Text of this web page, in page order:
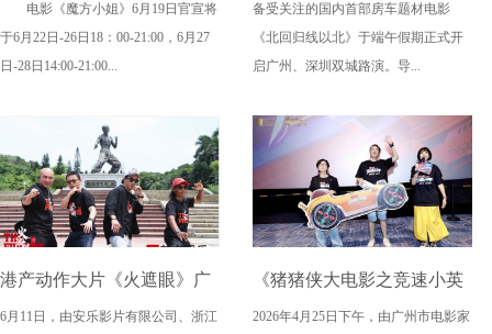
姐》二轮点映高燃开启 打破
年龄偏见重塑无限可能
电影《魔方小姐》6月19日官宣将
于6月22日-26日18：00-21:00，6月27
日-28日14:00-21:00...
路演，定档6月26日奔赴山海
备受关注的国内首部房车题材电影
《北回归线以北》于端午假期正式开
启广州、深圳双城路演。导...
港产动作大片《火遮眼》广
州路演全场口碑爆棚
6月11日，由安乐影片有限公司、浙江
《猪猪侠大电影之竞速小英
雄》广州首映获赞“又燃又
2026年4月25日下午，由广州市电影家